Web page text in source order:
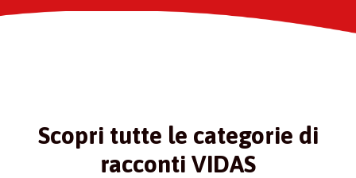
Scopri tutte le categorie di
racconti VIDAS